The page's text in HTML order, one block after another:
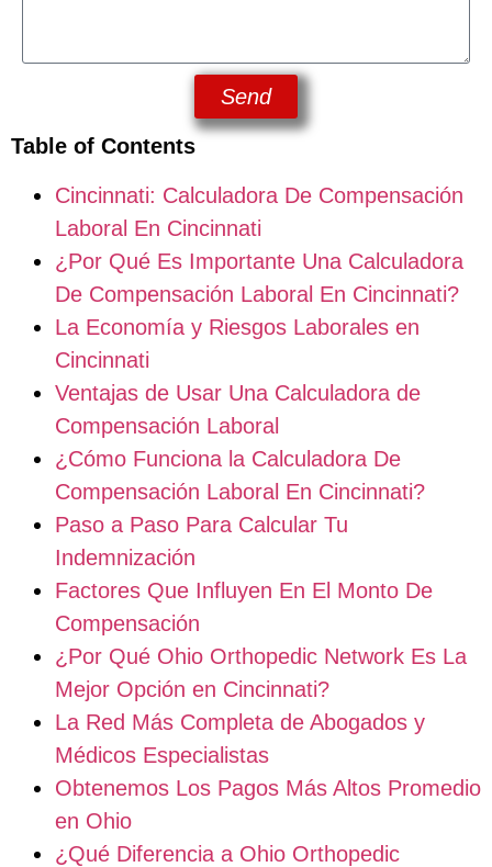
Send
Table of Contents
Cincinnati: Calculadora De Compensación
Laboral En Cincinnati
¿Por Qué Es Importante Una Calculadora
De Compensación Laboral En Cincinnati?
La Economía y Riesgos Laborales en
Cincinnati
Ventajas de Usar Una Calculadora de
Compensación Laboral
¿Cómo Funciona la Calculadora De
Compensación Laboral En Cincinnati?
Paso a Paso Para Calcular Tu
Indemnización
Factores Que Influyen En El Monto De
Compensación
¿Por Qué Ohio Orthopedic Network Es La
Mejor Opción en Cincinnati?
La Red Más Completa de Abogados y
Médicos Especialistas
Obtenemos Los Pagos Más Altos Promedio
en Ohio
¿Qué Diferencia a Ohio Orthopedic